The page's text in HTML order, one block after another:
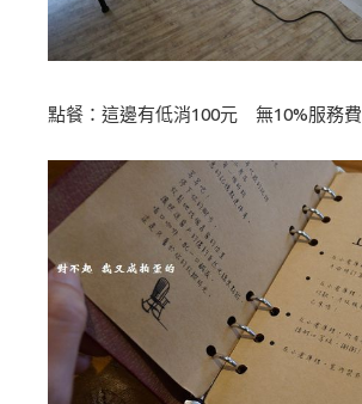
點餐：這邊有低消100元 無10%服務費